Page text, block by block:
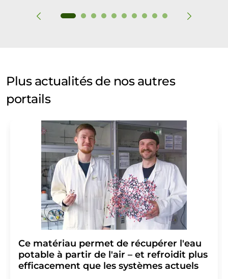
Plus actualités de nos autres
portails
Ce matériau permet de récupérer l'eau
potable à partir de l'air – et refroidit plus
efficacement que les systèmes actuels